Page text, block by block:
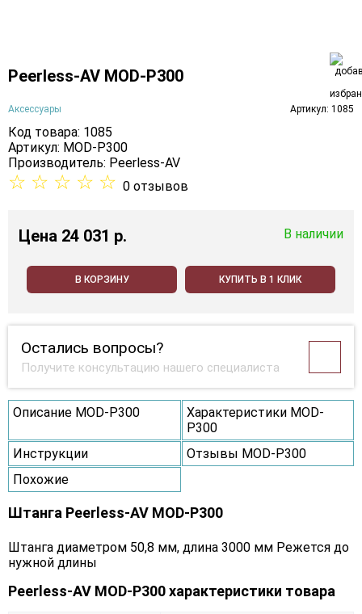
Peerless-AV MOD-P300
Аксессуары Артикул: 1085
Код товара: 1085
Артикул: MOD-P300
Производитель: Peerless-AV
☆ ☆ ☆ ☆ ☆ 0 отзывов
Цена 24 031 p. В наличии
В КОРЗИНУ КУПИТЬ В 1 КЛИК
Остались вопросы?
Получите консультацию нашего специалиста
Описание MOD-P300
Характеристики MOD-
P300
Инструкции
Отзывы MOD-P300
Похожие
Штанга Peerless-AV MOD-P300
Штанга диаметром 50,8 мм, длина 3000 мм Режется до
нужной длины
Peerless-AV MOD-P300 характеристики товара